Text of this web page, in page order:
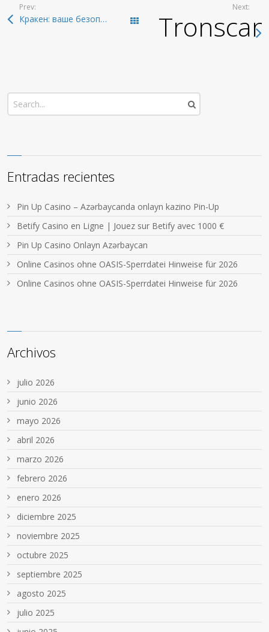
Prev:
Кракен: ваше безопасное путешествие в даркнет 2026 Todas las entradas
Next:
Entradas recientes
Pin Up Casino – Azərbaycanda onlayn kazino Pin-Up
Betify Casino en Ligne | Jouez sur Betify avec 1000 €
Pin Up Casino Onlayn Azərbaycan
Online Casinos ohne OASIS-Sperrdatei Hinweise für 2026
Online Casinos ohne OASIS-Sperrdatei Hinweise für 2026
Archivos
julio 2026
junio 2026
mayo 2026
abril 2026
marzo 2026
febrero 2026
enero 2026
diciembre 2025
noviembre 2025
octubre 2025
septiembre 2025
agosto 2025
julio 2025